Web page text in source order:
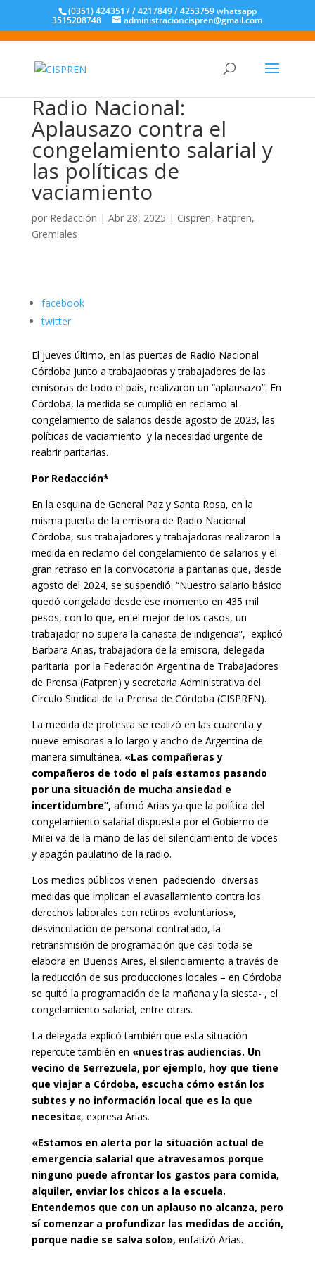
(0351) 4243517 / 4217849 / 4253759 whatsapp
3515208748 administracioncispren@gmail.com
Radio Nacional:
Aplausazo contra el
congelamiento salarial y
las políticas de
vaciamiento
por Redacción | Abr 28, 2025 | Cispren, Fatpren,
Gremiales
facebook
twitter
El jueves último, en las puertas de Radio Nacional
Córdoba junto a trabajadoras y trabajadores de las
emisoras de todo el país, realizaron un “aplausazo”. En
Córdoba, la medida se cumplió en reclamo al
congelamiento de salarios desde agosto de 2023, las
políticas de vaciamiento y la necesidad urgente de
reabrir paritarias.
Por Redacción*
En la esquina de General Paz y Santa Rosa, en la
misma puerta de la emisora de Radio Nacional
Córdoba, sus trabajadores y trabajadoras realizaron la
medida en reclamo del congelamiento de salarios y el
gran retraso en la convocatoria a paritarias que, desde
agosto del 2024, se suspendió. “Nuestro salario básico
quedó congelado desde ese momento en 435 mil
pesos, con lo que, en el mejor de los casos, un
trabajador no supera la canasta de indigencia”, explicó
Barbara Arias, trabajadora de la emisora, delegada
paritaria por la Federación Argentina de Trabajadores
de Prensa (Fatpren) y secretaria Administrativa del
Círculo Sindical de la Prensa de Córdoba (CISPREN).
La medida de protesta se realizó en las cuarenta y
nueve emisoras a lo largo y ancho de Argentina de
manera simultánea. «Las compañeras y
compañeros de todo el país estamos pasando
por una situación de mucha ansiedad e
incertidumbre”, afirmó Arias ya que la política del
congelamiento salarial dispuesta por el Gobierno de
Milei va de la mano de las del silenciamiento de voces
y apagón paulatino de la radio.
Los medios públicos vienen padeciendo diversas
medidas que implican el avasallamiento contra los
derechos laborales con retiros «voluntarios»,
desvinculación de personal contratado, la
retransmisión de programación que casi toda se
elabora en Buenos Aires, el silenciamiento a través de
la reducción de sus producciones locales – en Córdoba
se quitó la programación de la mañana y la siesta- , el
congelamiento salarial, entre otras.
La delegada explicó también que esta situación
repercute también en «nuestras audiencias. Un
vecino de Serrezuela, por ejemplo, hoy que tiene
que viajar a Córdoba, escucha cómo están los
subtes y no información local que es la que
necesita«, expresa Arias.
«Estamos en alerta por la situación actual de
emergencia salarial que atravesamos porque
ninguno puede afrontar los gastos para comida,
alquiler, enviar los chicos a la escuela.
Entendemos que con un aplauso no alcanza, pero
sí comenzar a profundizar las medidas de acción,
porque nadie se salva solo», enfatizó Arias.